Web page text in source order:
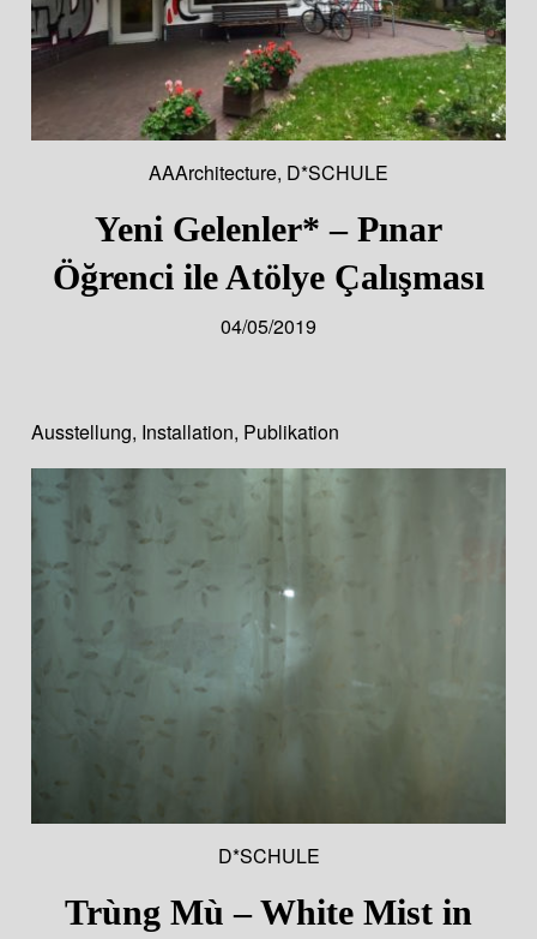
AAArchitecture, D*SCHULE
Yeni Gelenler* – Pınar
Öğrenci ile Atölye Çalışması
04/05/2019
Ausstellung, Installation, Publikation
D*SCHULE
Trùng Mù – White Mist in